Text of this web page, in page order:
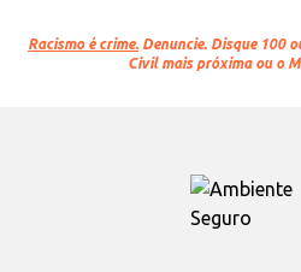
Racismo é crime. Denuncie. Disque 100
Civil mais próxima ou o